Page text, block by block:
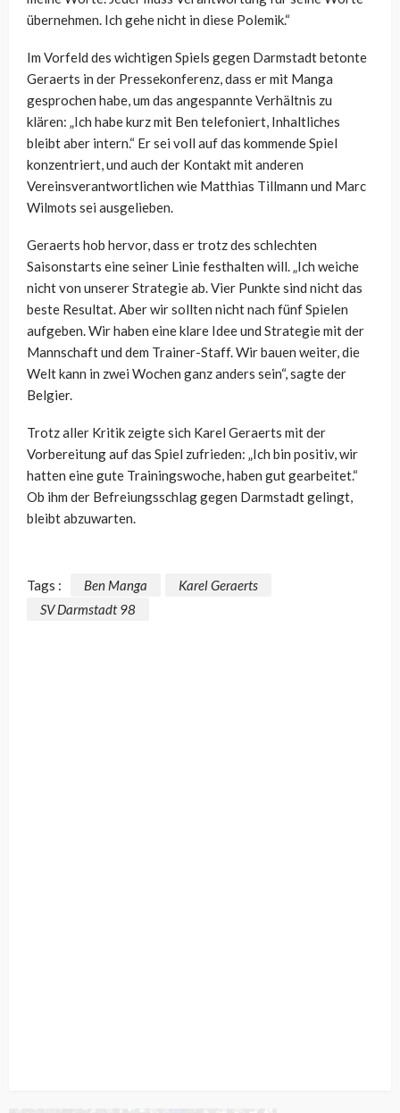
übernehmen. Ich gehe nicht in diese Polemik.“
Im Vorfeld des wichtigen Spiels gegen Darmstadt betonte
Geraerts in der Pressekonferenz, dass er mit Manga
gesprochen habe, um das angespannte Verhältnis zu
klären: „Ich habe kurz mit Ben telefoniert, Inhaltliches
bleibt aber intern.“ Er sei voll auf das kommende Spiel
konzentriert, und auch der Kontakt mit anderen
Vereinsverantwortlichen wie Matthias Tillmann und Marc
Wilmots sei ausgelieben.
Geraerts hob hervor, dass er trotz des schlechten
Saisonstarts eine seiner Linie festhalten will. „Ich weiche
nicht von unserer Strategie ab. Vier Punkte sind nicht das
beste Resultat. Aber wir sollten nicht nach fünf Spielen
aufgeben. Wir haben eine klare Idee und Strategie mit der
Mannschaft und dem Trainer-Staff. Wir bauen weiter, die
Welt kann in zwei Wochen ganz anders sein“, sagte der
Belgier.
Trotz aller Kritik zeigte sich Karel Geraerts mit der
Vorbereitung auf das Spiel zufrieden: „Ich bin positiv, wir
hatten eine gute Trainingswoche, haben gut gearbeitet.“
Ob ihm der Befreiungsschlag gegen Darmstadt gelingt,
bleibt abzuwarten.
Tags : Ben Manga
Karel Geraerts
SV Darmstadt 98